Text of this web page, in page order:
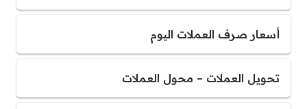
أسعار صرف العملات اليوم
تحويل العملات – محول العملات